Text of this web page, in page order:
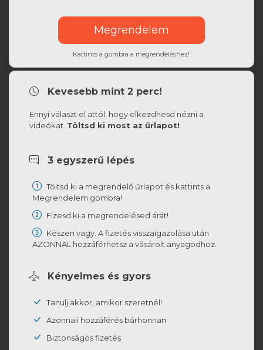
Kattints a gombra a megrendeléshez!
Kevesebb mint 2 perc!
Ennyi választ el attól, hogy elkezdhesd nézni a
videókat. Töltsd ki most az űrlapot!
3 egyszerű lépés
Töltsd ki a megrendelő űrlapot és kattints a
Megrendelem gombra!
Fizesd ki a megrendelésed árát!
Készen vagy. A fizetés visszaigazolása után
AZONNAL hozzáférhetsz a vásárolt anyagodhoz.
Kényelmes és gyors
Tanulj akkor, amikor szeretnél!
Azonnali hozzáférés bárhonnan
Biztonságos fizetés